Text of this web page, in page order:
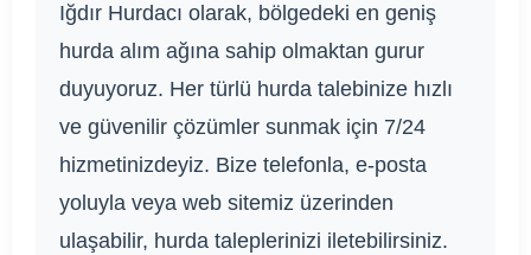
Iğdır Hurdacı olarak, bölgedeki en geniş
hurda alım ağına sahip olmaktan gurur
duyuyoruz. Her türlü hurda talebinize hızlı
ve güvenilir çözümler sunmak için 7/24
hizmetinizdeyiz. Bize telefonla, e-posta
yoluyla veya web sitemiz üzerinden
ulaşabilir, hurda taleplerinizi iletebilirsiniz.